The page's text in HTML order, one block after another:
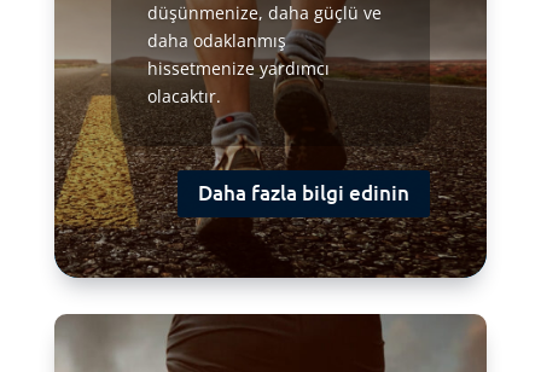
düşünmenize, daha güçlü ve
daha odaklanmış
hissetmenize yardımcı
olacaktır.
Daha fazla bilgi edinin